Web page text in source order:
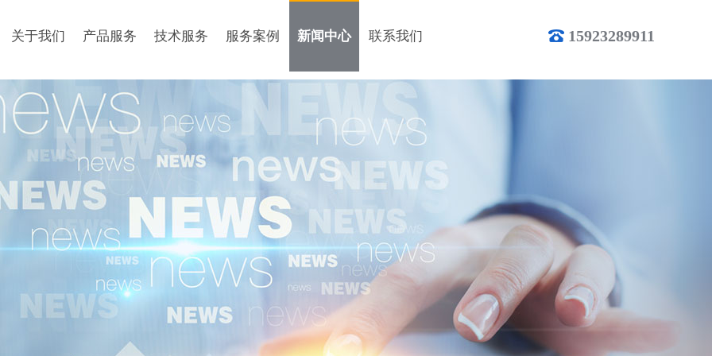
关于我们 产品服务 技术服务 服务案例 新闻中心 联系我们 15923289911